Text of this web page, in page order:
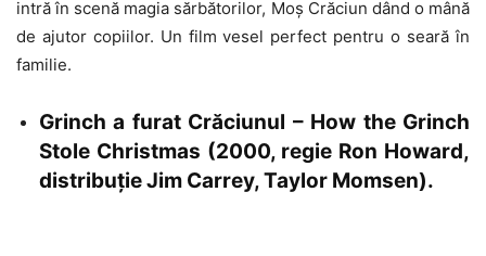
intră în scenă magia sărbătorilor, Moș Crăciun dând o mână
de ajutor copiilor. Un film vesel perfect pentru o seară în
familie.
Grinch a furat Crăciunul – How the Grinch
Stole Christmas (2000, regie Ron Howard,
distribuție Jim Carrey, Taylor Momsen).